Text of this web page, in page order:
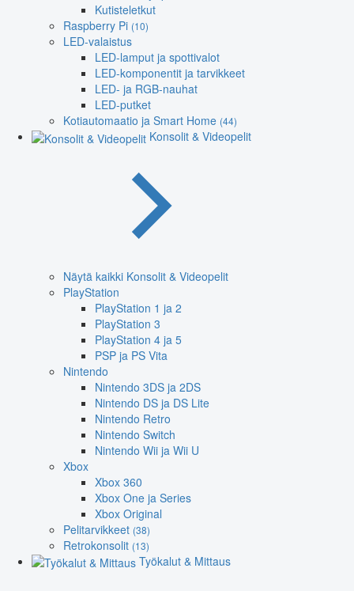
Kutisteletkut
Raspberry Pi (10)
LED-valaistus
LED-lamput ja spottivalot
LED-komponentit ja tarvikkeet
LED- ja RGB-nauhat
LED-putket
Kotiautomaatio ja Smart Home (44)
Konsolit & Videopelit
Näytä kaikki Konsolit & Videopelit
PlayStation
PlayStation 1 ja 2
PlayStation 3
PlayStation 4 ja 5
PSP ja PS Vita
Nintendo
Nintendo 3DS ja 2DS
Nintendo DS ja DS Lite
Nintendo Retro
Nintendo Switch
Nintendo Wii ja Wii U
Xbox
Xbox 360
Xbox One ja Series
Xbox Original
Pelitarvikkeet (38)
Retrokonsolit (13)
Työkalut & Mittaus